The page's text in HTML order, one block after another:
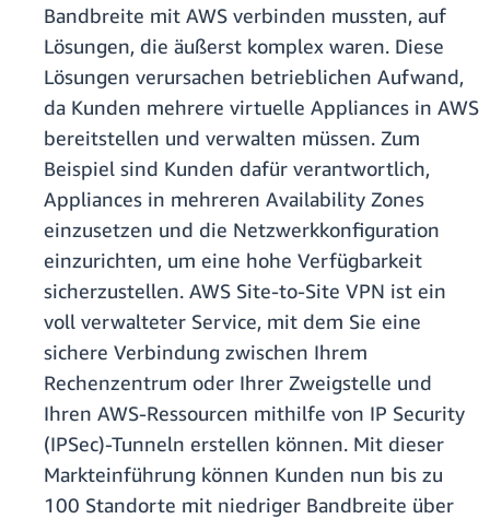
Bandbreite mit AWS verbinden mussten, auf
Lösungen, die äußerst komplex waren. Diese
Lösungen verursachen betrieblichen Aufwand,
da Kunden mehrere virtuelle Appliances in AWS
bereitstellen und verwalten müssen. Zum
Beispiel sind Kunden dafür verantwortlich,
Appliances in mehreren Availability Zones
einzusetzen und die Netzwerkkonfiguration
einzurichten, um eine hohe Verfügbarkeit
sicherzustellen. AWS Site-to-Site VPN ist ein
voll verwalteter Service, mit dem Sie eine
sichere Verbindung zwischen Ihrem
Rechenzentrum oder Ihrer Zweigstelle und
Ihren AWS-Ressourcen mithilfe von IP Security
(IPSec)-Tunneln erstellen können. Mit dieser
Markteinführung können Kunden nun bis zu
100 Standorte mit niedriger Bandbreite über